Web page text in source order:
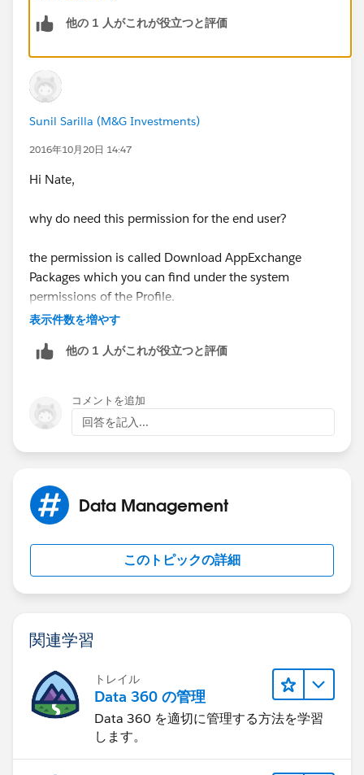
他の 1 人がこれが役立つと評価
Sunil Sarilla (M&G Investments)
2016年10月20日 14:47
Hi Nate,
why do need this permission for the end user?
the permission is called Download AppExchange
Packages which you can find under the system
permissions of the Profile.
表示件数を増やす
他の 1 人がこれが役立つと評価
コメントを追加
回答を記入...
Data Management
このトピックの詳細
関連学習
トレイル
Data 360 の管理
Data 360 を適切に管理する方法を学習
します。